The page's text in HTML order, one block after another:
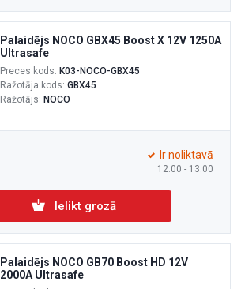
Palaidējs NOCO GBX45 Boost X 12V 1250A
Ultrasafe
Preces kods: K03-NOCO-GBX45
Ražotāja kods: GBX45
Ražotājs: NOCO
12:00 - 13:00
Ir noliktavā
Ielikt grozā
Palaidējs NOCO GB70 Boost HD 12V
2000A Ultrasafe